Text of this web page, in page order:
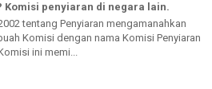
Komisi penyiaran di negara lain.
tentang Penyiaran mengamanahkan
Komisi dengan nama Komisi Penyiaran
ini memi...